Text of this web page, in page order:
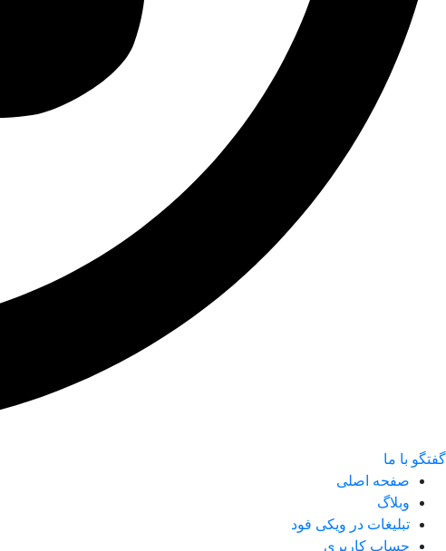
گفتگو با ما
صفحه اصلی
وبلاگ
تبلیغات در ویکی فود
حساب کاربری